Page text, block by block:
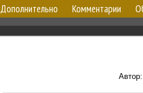
Дополнительно Комментарии
Автор: